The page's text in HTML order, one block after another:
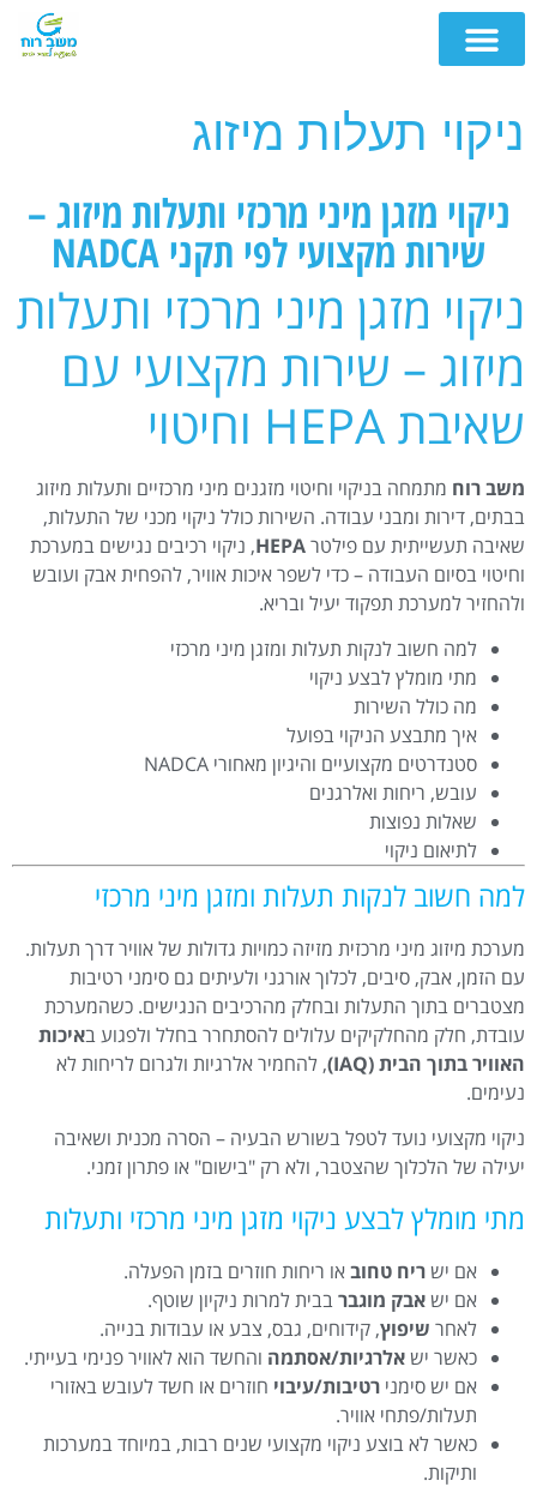
ניקוי תעלות מיזוג
ניקוי מזגן מיני מרכזי ותעלות מיזוג –
שירות מקצועי לפי תקני NADCA
ניקוי מזגן מיני מרכזי ותעלות
מיזוג – שירות מקצועי עם
שאיבת HEPA וחיטוי
משב רוח מתמחה בניקוי וחיטוי מזגנים מיני מרכזיים ותעלות מיזוג
בבתים, דירות ומבני עבודה. השירות כולל ניקוי מכני של התעלות,
שאיבה תעשייתית עם פילטרHEPA, ניקוי רכיבים נגישים במערכת
וחיטוי בסיום העבודה – כדי לשפר איכות אוויר, להפחית אבק ועובש
ולהחזיר למערכת תפקוד יעיל ובריא.
למה חשוב לנקות תעלות ומזגן מיני מרכזי
מתי מומלץ לבצע ניקוי
מה כולל השירות
איך מתבצע הניקוי בפועל
סטנדרטים מקצועיים והיגיון מאחורי NADCA
עובש, ריחות ואלרגנים
שאלות נפוצות
לתיאום ניקוי
למה חשוב לנקות תעלות ומזגן מיני מרכזי
מערכת מיזוג מיני מרכזית מזיזה כמויות גדולות של אוויר דרך תעלות.
עם הזמן, אבק, סיבים, לכלוך אורגני ולעיתים גם סימני רטיבות
מצטברים בתוך התעלות ובחלק מהרכיבים הנגישים. כשהמערכת
עובדת, חלק מהחלקיקים עלולים להסתחרר בחלל ולפגוע באיכות
האוויר בתוך הבית (IAQ)
, להחמיר אלרגיות ולגרום לריחות לא
נעימים.
ניקוי מקצועי נועד לטפל בשורש הבעיה – הסרה מכנית ושאיבה
יעילה של הלכלוך שהצטבר, ולא רק "בישום" או פתרון זמני.
מתי מומלץ לבצע ניקוי מזגן מיני מרכזי ותעלות
אם ישריח טחובאו ריחות חוזרים בזמן הפעלה.
אם ישאבק מוגברבבית למרות ניקיון שוטף.
לאחר שיפוץ, קידוחים, גבס, צבע או עבודות בנייה.
כאשר ישאלרגיות/אסתמה והחשד הוא לאוויר פנימי בעייתי.
אם יש סימני רטיבות/עיבוי חוזרים או חשד לעובש באזורי
תעלות/פתחי אוויר.
כאשר לא בוצע ניקוי מקצועי שנים רבות, במיוחד במערכות
ותיקות.